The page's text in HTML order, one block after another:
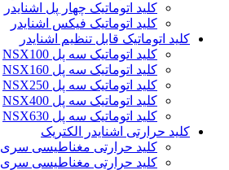
کلید اتوماتیک چهار پل اشنایدر
کلید اتوماتیک فیکس اشنایدر
کلید اتوماتیک قابل تنظیم اشنایدر
کلید اتوماتیک سه پل NSX100
کلید اتوماتیک سه پل NSX160
کلید اتوماتیک سه پل NSX250
کلید اتوماتیک سه پل NSX400
کلید اتوماتیک سه پل NSX630
کلید حرارتی اشنایدر الکتریک
کليد حرارتی مغناطيسی سری GV2
کليد حرارتی مغناطيسی سری GV2P